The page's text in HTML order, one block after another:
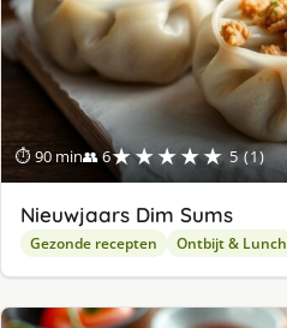
⏱ 90 min👥 6★★★★★ 5 (1)
Nieuwjaars Dim Sums
Gezonde recepten Ontbijt & Lunch